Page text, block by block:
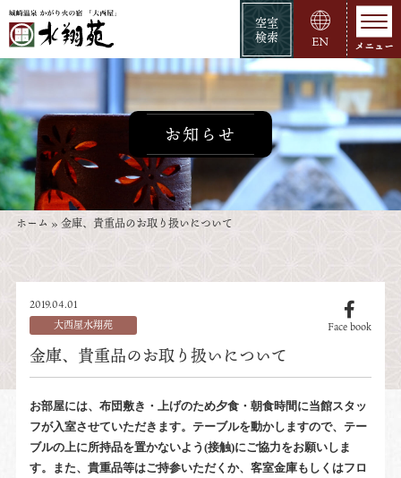
空室
検索
EN
お知らせ
ホーム » 金庫、貴重品のお取り扱いについて
2019.04.01
大西屋水翔苑
Face book
金庫、貴重品のお取り扱いについて
お部屋には、布団敷き・上げのため夕食・朝食時間に当館スタッ
フが入室させていただきます。テーブルを動かしますので、テー
ブルの上に所持品を置かないよう(接触)にご協力をお願いしま
す。また、貴重品等はご持参いただくか、客室金庫もしくはフロ